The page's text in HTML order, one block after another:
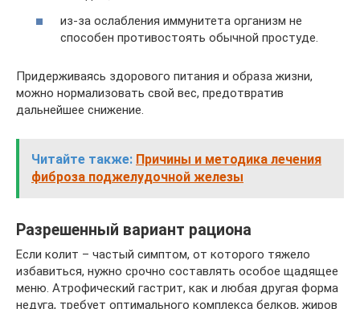
из-за ослабления иммунитета организм не
способен противостоять обычной простуде.
Придерживаясь здорового питания и образа жизни,
можно нормализовать свой вес, предотвратив
дальнейшее снижение.
Читайте также: Причины и методика лечения
фиброза поджелудочной железы
Разрешенный вариант рациона
Если колит – частый симптом, от которого тяжело
избавиться, нужно срочно составлять особое щадящее
меню. Атрофический гастрит, как и любая другая форма
недуга, требует оптимального комплекса белков, жиров